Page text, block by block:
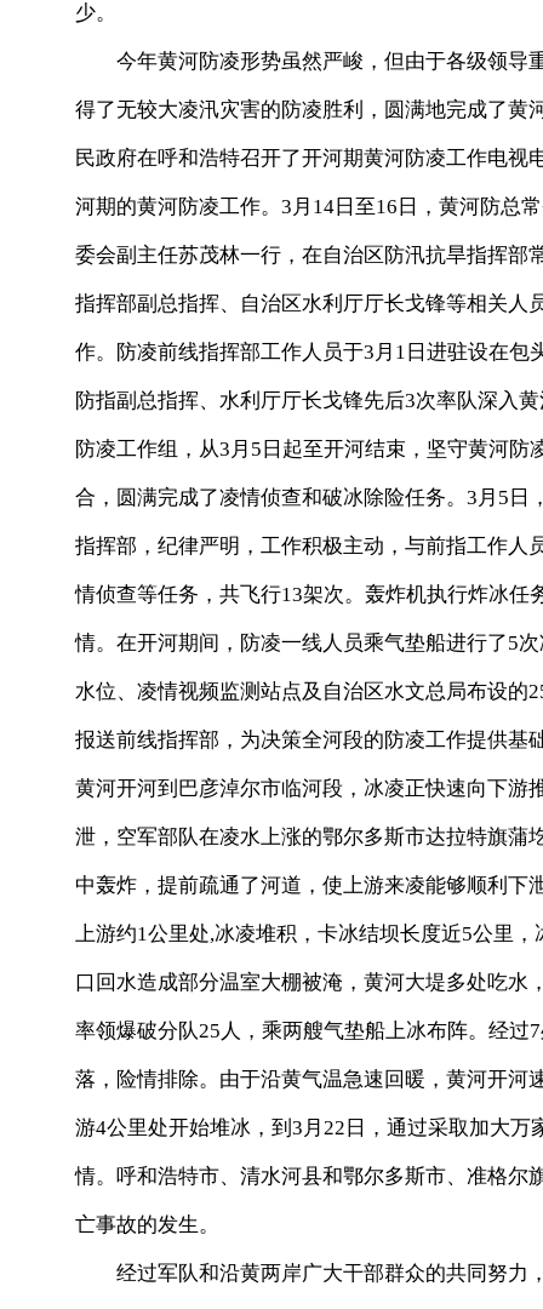
少。
今年黄河防凌形势虽然严峻，但由于各级领导
得了无较大凌汛灾害的防凌胜利，圆满地完成了黄
民政府在呼和浩特召开了开河期黄河防凌工作电
河期的黄河防凌工作。3月14日至16日，黄河防总
委会副主任苏茂林一行，在自治区防汛抗旱指挥
指挥部副总指挥、自治区水利厅厅长戈锋等相关
作。防凌前线指挥部工作人员于3月1日进驻设在
防指副总指挥、水利厅厅长戈锋先后3次率队深入
防凌工作组，从3月5日起至开河结束，坚守黄河
合，圆满完成了凌情侦查和破冰除险任务。3月5
指挥部，纪律严明，工作积极主动，与前指工作
情侦查等任务，共飞行13架次。轰炸机执行炸冰
情。在开河期间，防凌一线人员乘气垫船进行了5
水位、凌情视频监测站点及自治区水文总局布设的
报送前线指挥部，为决策全河段的防凌工作提供基
黄河开河到巴彦淖尔市临河段，冰凌正快速向下
泄，空军部队在凌水上涨的鄂尔多斯市达拉特旗蒲
中轰炸，提前疏通了河道，使上游来凌能够顺利下
上游约1公里处,冰凌堆积，卡冰结坝长度近5公里
口回水造成部分温室大棚被淹，黄河大堤多处吃
率领爆破分队25人，乘两艘气垫船上冰布阵。经
落，险情排除。由于沿黄气温急速回暖，黄河开河
游4公里处开始堆冰，到3月22日，通过采取加大
情。呼和浩特市、清水河县和鄂尔多斯市、准格
亡事故的发生。
经过军队和沿黄两岸广大干部群众的共同努力